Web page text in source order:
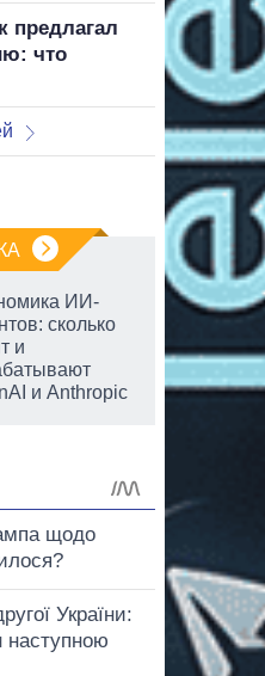
предлагал
что
ИИ-
сколько
и
и Anthropic